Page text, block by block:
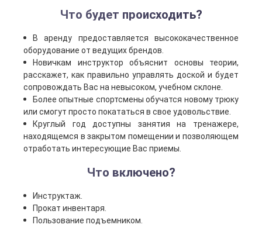
Что будет происходить?
В аренду предоставляется высококачественное
оборудование от ведущих брендов.
Новичкам инструктор объяснит основы теории,
расскажет, как правильно управлять доской и будет
сопровождать Вас на невысоком, учебном склоне.
Более опытные спортсмены обучатся новому трюку
или смогут просто покататься в свое удовольствие.
Круглый год доступны занятия на тренажере,
находящемся в закрытом помещении и позволяющем
отработать интересующие Вас приемы.
Что включено?
Инструктаж.
Прокат инвентаря.
Пользование подъемником.